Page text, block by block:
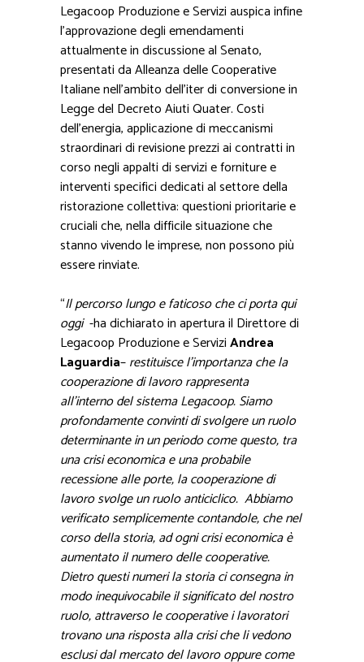
Legacoop Produzione e Servizi auspica infine
l’approvazione degli emendamenti
attualmente in discussione al Senato,
presentati da Alleanza delle Cooperative
Italiane nell’ambito dell’iter di conversione in
Legge del Decreto Aiuti Quater. Costi
dell’energia, applicazione di meccanismi
straordinari di revisione prezzi ai contratti in
corso negli appalti di servizi e forniture e
interventi specifici dedicati al settore della
ristorazione collettiva: questioni prioritarie e
cruciali che, nella difficile situazione che
stanno vivendo le imprese, non possono più
essere rinviate.
“Il percorso lungo e faticoso che ci porta qui
oggi -ha dichiarato in apertura il Direttore di
Legacoop Produzione e ServiziAndrea
Laguardia–restituisce l’importanza che la
cooperazione di lavoro rappresenta
all’interno del sistema Legacoop. Siamo
profondamente convinti di svolgere un ruolo
determinante in un periodo come questo, tra
una crisi economica e una probabile
recessione alle porte, la cooperazione di
lavoro svolge un ruolo anticiclico. Abbiamo
verificato semplicemente contandole, che nel
corso della storia, ad ogni crisi economica è
aumentato il numero delle cooperative.
Dietro questi numeri la storia ci consegna in
modo inequivocabile il significato del nostro
ruolo, attraverso le cooperative i lavoratori
trovano una risposta alla crisi che li vedono
esclusi dal mercato del lavoro oppure come